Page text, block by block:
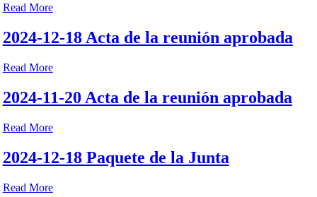
Read More
2024-12-18 Acta de la reunión aprobada
Read More
2024-11-20 Acta de la reunión aprobada
Read More
2024-12-18 Paquete de la Junta
Read More